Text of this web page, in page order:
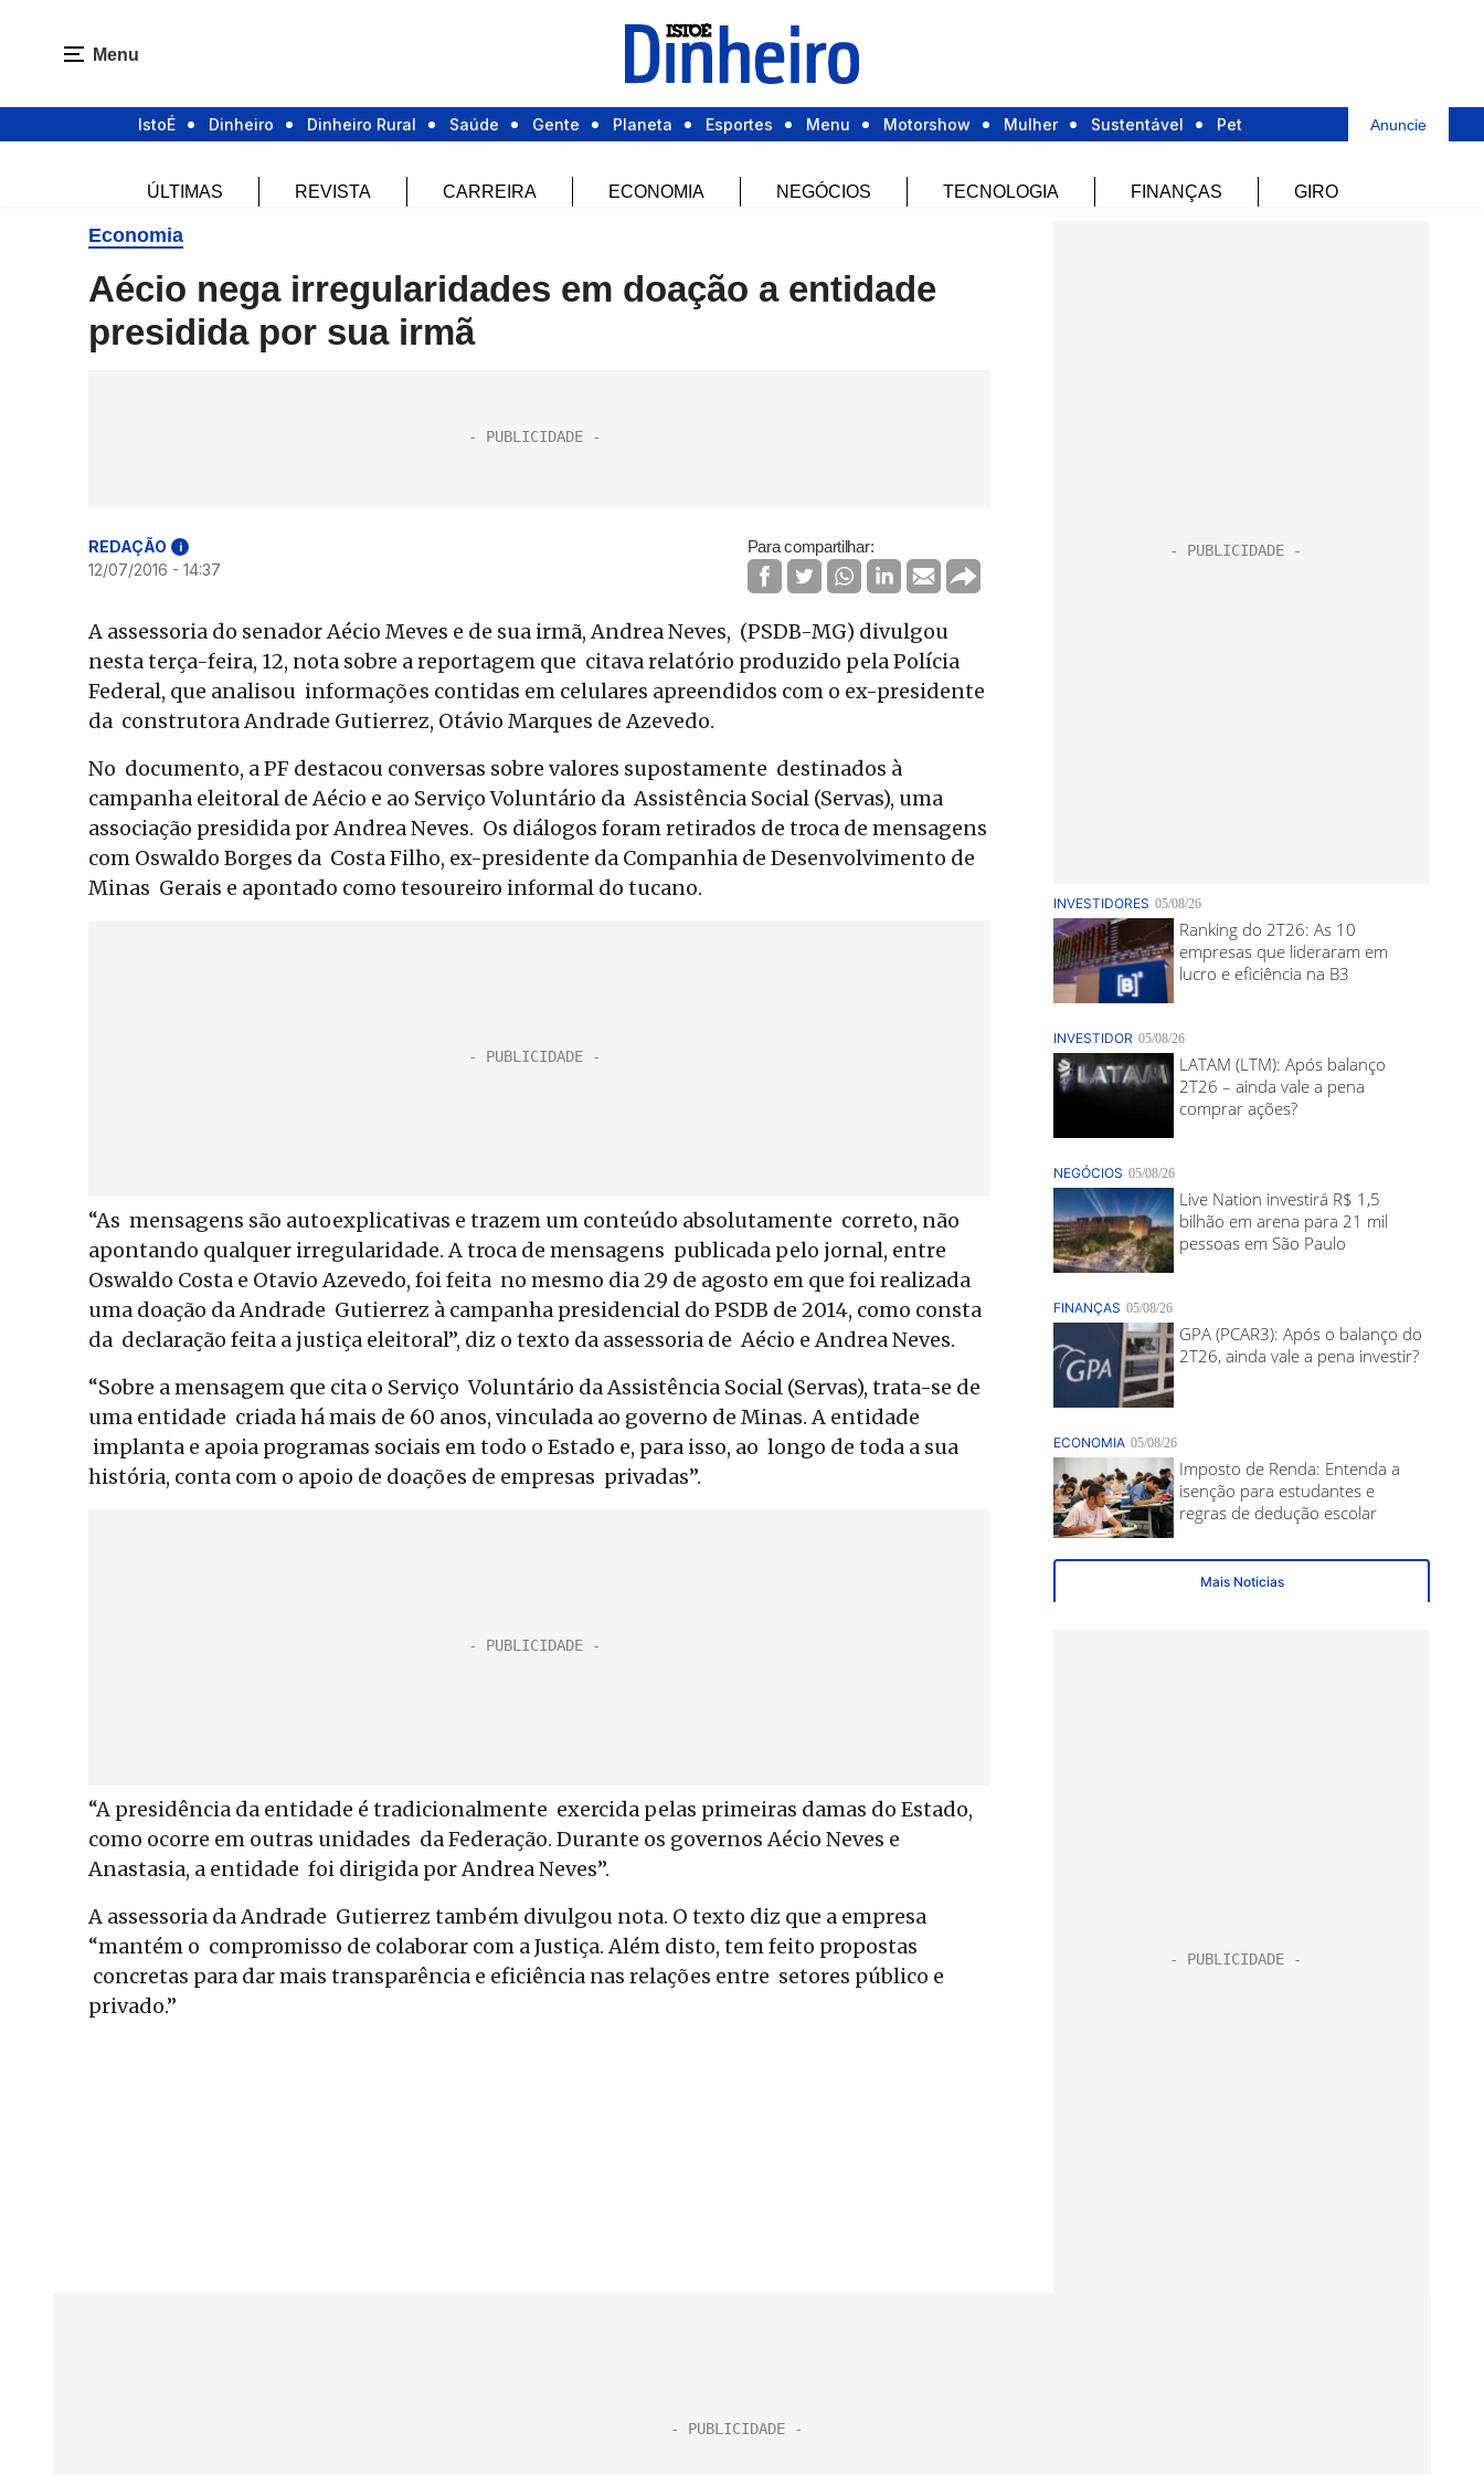
Menu
IstoÉ Dinheiro Dinheiro Rural Saúde Gente Planeta Esportes Menu Motorshow Mulher Sustentável Pet Anuncie
ÚLTIMAS REVISTA CARREIRA ECONOMIA NEGÓCIOS TECNOLOGIA FINANÇAS GIRO
Economia
Aécio nega irregularidades em doação a entidade
presidida por sua irmã
REDAÇÃO i
12/07/2016 - 14:37
Para compartilhar:
A assessoria do senador Aécio Meves e de sua irmã, Andrea Neves, (PSDB-MG) divulgou
nesta terça-feira, 12, nota sobre a reportagem que citava relatório produzido pela Polícia
Federal, que analisou informações contidas em celulares apreendidos com o ex-presidente
da construtora Andrade Gutierrez, Otávio Marques de Azevedo.
No documento, a PF destacou conversas sobre valores supostamente destinados à
campanha eleitoral de Aécio e ao Serviço Voluntário da Assistência Social (Servas), uma
associação presidida por Andrea Neves. Os diálogos foram retirados de troca de mensagens
com Oswaldo Borges da Costa Filho, ex-presidente da Companhia de Desenvolvimento de
Minas Gerais e apontado como tesoureiro informal do tucano.
“As mensagens são autoexplicativas e trazem um conteúdo absolutamente correto, não
apontando qualquer irregularidade. A troca de mensagens publicada pelo jornal, entre
Oswaldo Costa e Otavio Azevedo, foi feita no mesmo dia 29 de agosto em que foi realizada
uma doação da Andrade Gutierrez à campanha presidencial do PSDB de 2014, como consta
da declaração feita a justiça eleitoral”, diz o texto da assessoria de Aécio e Andrea Neves.
“Sobre a mensagem que cita o Serviço Voluntário da Assistência Social (Servas), trata-se de
uma entidade criada há mais de 60 anos, vinculada ao governo de Minas. A entidade
implanta e apoia programas sociais em todo o Estado e, para isso, ao longo de toda a sua
história, conta com o apoio de doações de empresas privadas”.
“A presidência da entidade é tradicionalmente exercida pelas primeiras damas do Estado,
como ocorre em outras unidades da Federação. Durante os governos Aécio Neves e
Anastasia, a entidade foi dirigida por Andrea Neves”.
A assessoria da Andrade Gutierrez também divulgou nota. O texto diz que a empresa
“mantém o compromisso de colaborar com a Justiça. Além disto, tem feito propostas
concretas para dar mais transparência e eficiência nas relações entre setores público e
privado.”